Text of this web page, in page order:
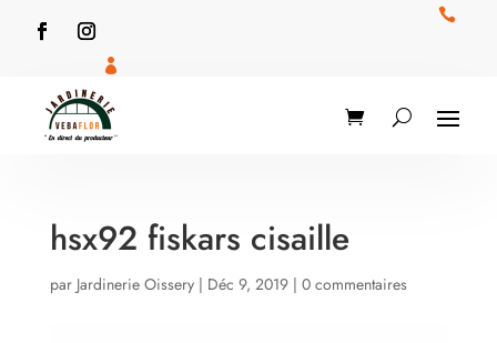


hsx92 fiskars cisaille
par Jardinerie Oissery| Déc 9, 2019| 0 commentaires